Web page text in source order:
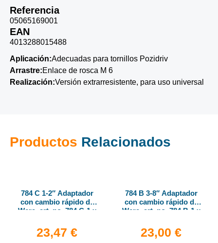
Referencia
05065169001
EAN
4013288015488
Aplicación:Adecuadas para tornillos Pozidriv
Arrastre:Enlace de rosca M 6
Realización:Versión extrarresistente, para uso universal
Productos Relacionados
784 C 1-2″ Adaptador
con cambio rápido de
Wera, art. no. 784 C-1 x
23,47 €
784 B 3-8″ Adaptador
con cambio rápido de
Wera, art. no. 784 B-1 x
23,00 €